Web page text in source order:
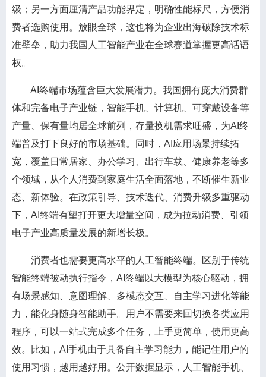
级；另一方面厘清产品功能界定，明确性能标尺，方便消
费者选购使用。放眼全球，这也将为企业出海破除技术标
准壁垒，助力我国人工智能产业在全球赛道掌握更高话语
权。
AI终端市场蕴含巨大发展潜力。我国拥有庞大消费群
体和完备电子产业链，智能手机、计算机、可穿戴设备等
产量、保有量均居全球前列，存量换机需求旺盛，为AI终
端普及打下良好的市场基础。同时，AI应用场景持续拓
宽，覆盖日常居家、办公学习、出行车载、健康养老等多
个领域，从个人消费到家庭生活全面落地，不断催生新业
态、新体验。在政策引导、技术迭代、消费升级多重驱动
下，AI终端有望打开更大增量空间，成为拉动消费、引领
电子产业高质量发展的新增长极。
消费者也需要更高水平的人工智能终端。区别于传统
智能终端被动执行指令，AI终端以大模型为核心驱动，拥
有场景感知、意图理解、多模态交互、自主学习进化等能
力，能化身随身智能助手。用户不需要来回切换各类应用
程序，可以一站式完成多个任务，上手更简单，使用更高
效。比如，AI手机由于具备自主学习能力，能记住用户的
使用习惯，越用越好用。公开数据显示，人工智能手机、